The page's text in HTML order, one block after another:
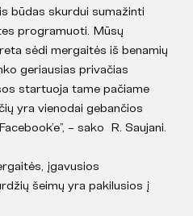
būdas skurdui sumažinti
programuoti. Mūsų
sėdi mergaitės iš benamių
geriausias privačias
startuoja tame pačiame
yra vienodai gebančios
– sako R. Saujani.
įgavusios
šeimų yra pakilusios į